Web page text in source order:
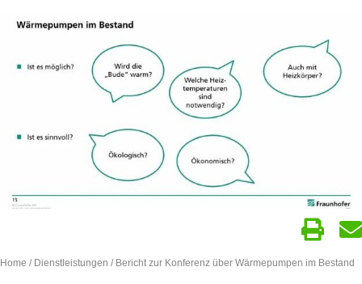
Home / Dienstleistungen / Bericht zur Konferenz über Wärmepumpen im Bestand